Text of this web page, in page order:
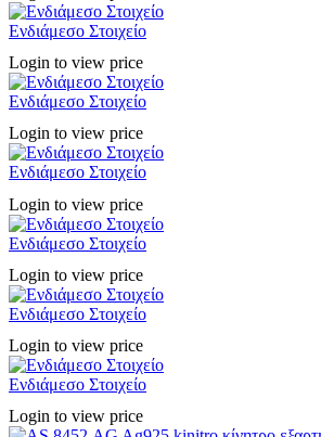
Ενδιάμεσο Στοιχείο
Login to view price
Ενδιάμεσο Στοιχείο
Login to view price
Ενδιάμεσο Στοιχείο
Login to view price
Ενδιάμεσο Στοιχείο
Login to view price
Ενδιάμεσο Στοιχείο
Login to view price
Ενδιάμεσο Στοιχείο
Login to view price